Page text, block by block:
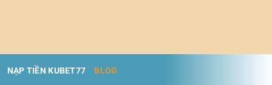
NẠP TIỀN KUBET77 BLOG